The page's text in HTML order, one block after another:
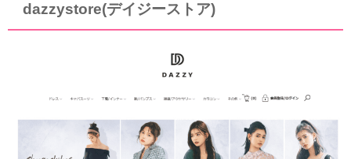
dazzystore(デイジーストア)